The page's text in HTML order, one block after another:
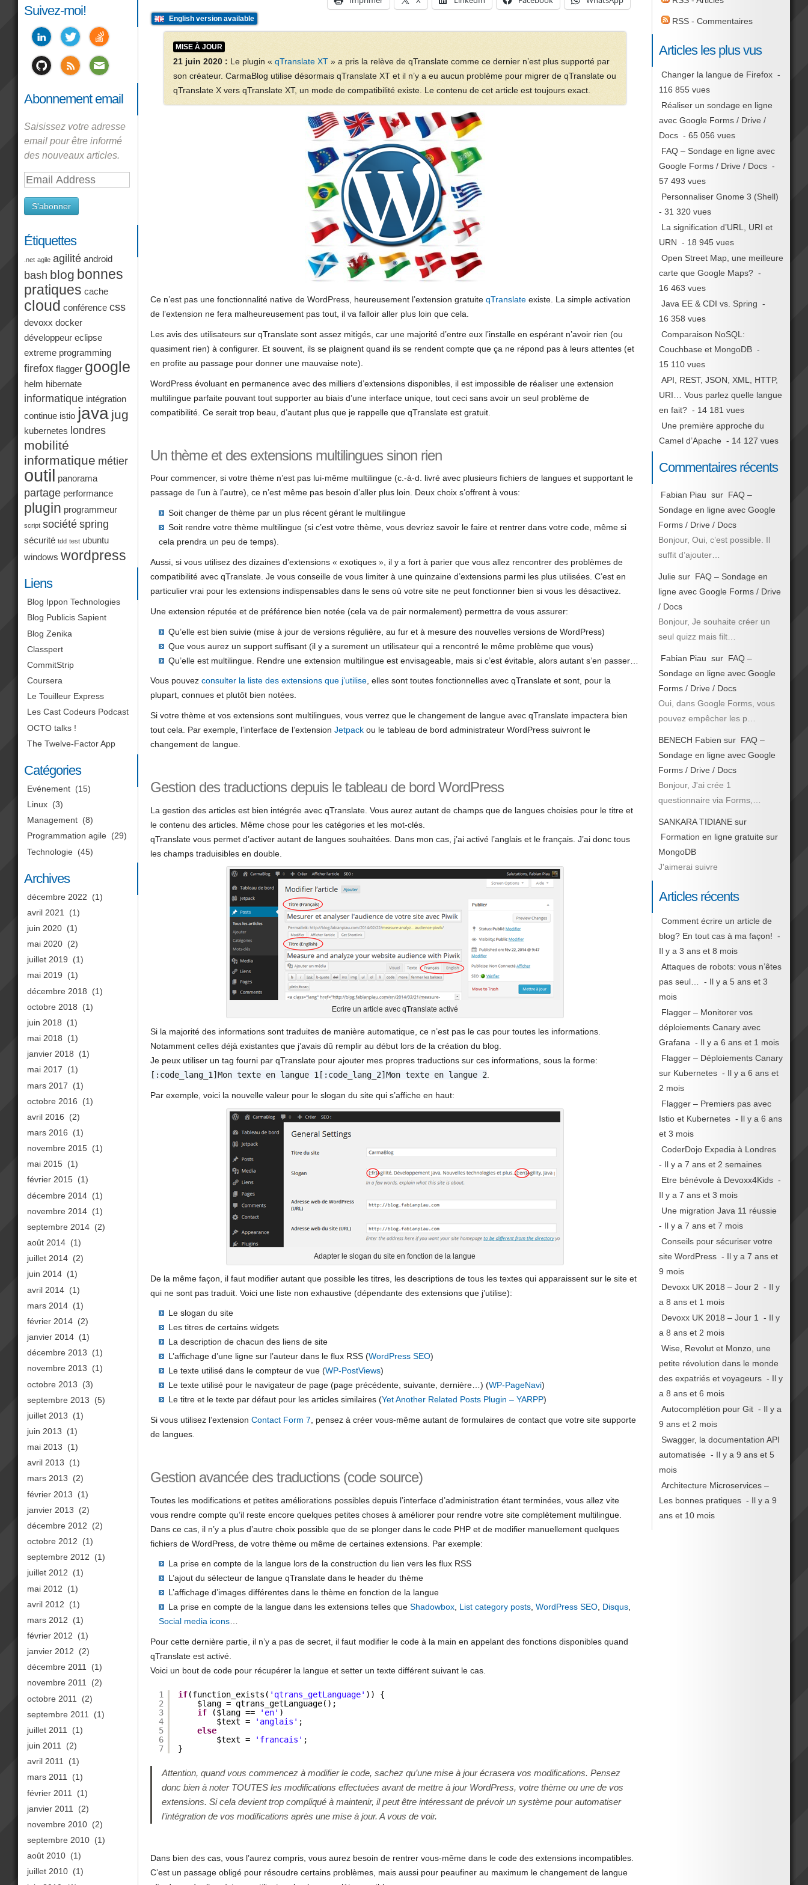
English version available
MISE À JOUR
21 juin 2020 : Le plugin «qTranslate XT » a pris la relève de qTranslate comme ce dernier n’est plus supporté par
son créateur. CarmaBlog utilise désormais qTranslate XT et il n’y a eu aucun problème pour migrer de qTranslate ou
qTranslate X vers qTranslate XT, un mode de compatibilité existe. Le contenu de cet article est toujours exact.
Ce n’est pas une fonctionnalité native de WordPress, heureusement l’extension gratuiteqTranslate existe. La simple activation
de l’extension ne fera malheureusement pas tout, il va falloir aller plus loin que cela.
Les avis des utilisateurs sur qTranslate sont assez mitigés, car une majorité d’entre eux l’installe en espérant n’avoir rien (ou
quasiment rien) à configurer. Et souvent, ils se plaignent quand ils se rendent compte que ça ne répond pas à leurs attentes (et
en profite au passage pour donner une mauvaise note).
WordPress évoluant en permanence avec des milliers d’extensions disponibles, il est impossible de réaliser une extension
multilingue parfaite pouvant tout supporter au biais d’une interface unique, tout ceci sans avoir un seul problème de
compatibilité. Ce serait trop beau, d’autant plus que je rappelle que qTranslate est gratuit.
Un thème et des extensions multilingues sinon rien
Pour commencer, si votre thème n’est pas lui-même multilingue (c.-à-d. livré avec plusieurs fichiers de langues et supportant le
passage de l’un à l’autre), ce n’est même pas besoin d’aller plus loin. Deux choix s’offrent à vous:
Soit changer de thème par un plus récent gérant le multilingue
Soit rendre votre thème multilingue (si c’est votre thème, vous devriez savoir le faire et rentrer dans votre code, même si
cela prendra un peu de temps).
Aussi, si vous utilisez des dizaines d’extensions « exotiques », il y a fort à parier que vous allez rencontrer des problèmes de
compatibilité avec qTranslate. Je vous conseille de vous limiter à une quinzaine d’extensions parmi les plus utilisées. C’est en
particulier vrai pour les extensions indispensables dans le sens où votre site ne peut fonctionner bien si vous les désactivez.
Une extension réputée et de préférence bien notée (cela va de pair normalement) permettra de vous assurer:
Qu’elle est bien suivie (mise à jour de versions régulière, au fur et à mesure des nouvelles versions de WordPress)
Que vous aurez un support suffisant (il y a surement un utilisateur qui a rencontré le même problème que vous)
Qu’elle est multilingue. Rendre une extension multilingue est envisageable, mais si c’est évitable, alors autant s’en passer…
Vous pouvezconsulter la liste des extensions que j’utilise, elles sont toutes fonctionnelles avec qTranslate et sont, pour la
plupart, connues et plutôt bien notées.
Si votre thème et vos extensions sont multilingues, vous verrez que le changement de langue avec qTranslate impactera bien
tout cela. Par exemple, l’interface de l’extensionJetpack ou le tableau de bord administrateur WordPress suivront le
changement de langue.
Gestion des traductions depuis le tableau de bord WordPress
La gestion des articles est bien intégrée avec qTranslate. Vous aurez autant de champs que de langues choisies pour le titre et
le contenu des articles. Même chose pour les catégories et les mot-clés.
qTranslate vous permet d’activer autant de langues souhaitées. Dans mon cas, j’ai activé l’anglais et le français. J’ai donc tous
les champs traduisibles en double.
Ecrire un article avec qTranslate activé
Si la majorité des informations sont traduites de manière automatique, ce n’est pas le cas pour toutes les informations.
Notamment celles déjà existantes que j’avais dû remplir au début lors de la création du blog.
Je peux utiliser un tag fourni par qTranslate pour ajouter mes propres traductions sur ces informations, sous la forme:
[:code_lang_1]Mon texte en langue 1[:code_lang_2]Mon texte en langue 2.
Par exemple, voici la nouvelle valeur pour le slogan du site qui s’affiche en haut:
Adapter le slogan du site en fonction de la langue
De la même façon, il faut modifier autant que possible les titres, les descriptions de tous les textes qui apparaissent sur le site et
qui ne sont pas traduit. Voici une liste non exhaustive (dépendante des extensions que j’utilise):
Le slogan du site
Les titres de certains widgets
La description de chacun des liens de site
L’affichage d’une ligne sur l’auteur dans le flux RSS (WordPress SEO)
Le texte utilisé dans le compteur de vue (WP-PostViews)
Le texte utilisé pour le navigateur de page (page précédente, suivante, dernière…) (WP-PageNavi)
Le titre et le texte par défaut pour les articles similaires (Yet Another Related Posts Plugin – YARPP)
Si vous utilisez l’extensionContact Form 7 , pensez à créer vous-même autant de formulaires de contact que votre site supporte
de langues.
Gestion avancée des traductions (code source)
Toutes les modifications et petites améliorations possibles depuis l’interface d’administration étant terminées, vous allez vite
vous rendre compte qu’il reste encore quelques petites choses à améliorer pour rendre votre site complètement multilingue.
Dans ce cas, il n’y a plus d’autre choix possible que de se plonger dans le code PHP et de modifier manuellement quelques
fichiers de WordPress, de votre thème ou même de certaines extensions. Par exemple:
La prise en compte de la langue lors de la construction du lien vers les flux RSS
L’ajout du sélecteur de langue qTranslate dans le header du thème
L’affichage d’images différentes dans le thème en fonction de la langue
La prise en compte de la langue dans les extensions telles queShadowbox, List category posts,WordPress SEO, Disqus,
Social media icons…
Pour cette dernière partie, il n’y a pas de secret, il faut modifier le code à la main en appelant des fonctions disponibles quand
qTranslate est activé.
Voici un bout de code pour récupérer la langue et setter un texte différent suivant le cas.
1
2
3
4
5
6
7
if(function_exists( 'qtrans_getLanguage' )) {
$lang = qtrans_getLanguage();
if
($lang == 'en' )
$text =
'anglais' ;
else
$text =
'francais' ;
}
Attention, quand vous commencez à modifier le code, sachez qu’une mise à jour écrasera vos modifications. Pensez
donc bien à noter TOUTES les modifications effectuées avant de mettre à jour WordPress, votre thème ou une de vos
extensions. Si cela devient trop compliqué à maintenir, il peut être intéressant de prévoir un système pour automatiser
l’intégration de vos modifications après une mise à jour. A vous de voir.
Dans bien des cas, vous l’aurez compris, vous aurez besoin de rentrer vous-même dans le code des extensions incompatibles.
C’est un passage obligé pour résoudre certains problèmes, mais aussi pour peaufiner au maximum le changement de langue
RSS - Commentaires
Articles les plus vus
Changer la langue de Firefox -
116 855 vues
Réaliser un sondage en ligne
avec Google Forms / Drive /
Docs - 65 056 vues
FAQ – Sondage en ligne avec
Google Forms / Drive / Docs -
57 493 vues
Personnaliser Gnome 3 (Shell)
- 31 320 vues
La signification d’URL, URI et
URN - 18 945 vues
Open Street Map, une meilleure
carte que Google Maps? -
16 463 vues
Java EE & CDI vs. Spring -
16 358 vues
Comparaison NoSQL:
Couchbase et MongoDB -
15 110 vues
API, REST, JSON, XML, HTTP,
URI… Vous parlez quelle langue
en fait? - 14 181 vues
Une première approche du
Camel d’Apache - 14 127 vues
Commentaires récents
Fabian Piau sur FAQ –
Sondage en ligne avec Google
Forms / Drive / Docs
Bonjour, Oui, c’est possible. Il
suffit d’ajouter…
Julie sur FAQ – Sondage en
ligne avec Google Forms / Drive
/ Docs
Bonjour, Je souhaite créer un
seul quizz mais filt…
Fabian Piau sur FAQ –
Sondage en ligne avec Google
Forms / Drive / Docs
Oui, dans Google Forms, vous
pouvez empêcher les p…
BENECH Fabien sur FAQ –
Sondage en ligne avec Google
Forms / Drive / Docs
Bonjour, J'ai crée 1
questionnaire via Forms,…
SANKARA TIDIANE sur
Formation en ligne gratuite sur
MongoDB
J'aimerai suivre
Articles récents
Comment écrire un article de
blog? En tout cas à ma façon! -
Il y a 3 ans et 8 mois
Attaques de robots: vous n’êtes
pas seul…
- Il y a 5 ans et 3
mois
Flagger – Monitorer vos
déploiements Canary avec
Grafana - Il y a 6 ans et 1 mois
Flagger – Déploiements Canary
sur Kubernetes - Il y a 6 ans et
2 mois
Flagger – Premiers pas avec
Istio et Kubernetes - Il y a 6 ans
et 3 mois
CoderDojo Expedia à Londres
- Il y a 7 ans et 2 semaines
Etre bénévole à Devoxx4Kids -
Il y a 7 ans et 3 mois
Une migration Java 11 réussie
- Il y a 7 ans et 7 mois
Conseils pour sécuriser votre
site WordPress - Il y a 7 ans et
9 mois
Devoxx UK 2018 – Jour 2 - Il y
a 8 ans et 1 mois
Devoxx UK 2018 – Jour 1
- Il y
a 8 ans et 2 mois
Wise, Revolut et Monzo, une
petite révolution dans le monde
des expatriés et voyageurs - Il y
a 8 ans et 6 mois
Autocomplétion pour Git - Il y a
9 ans et 2 mois
Swagger, la documentation API
automatisée - Il y a 9 ans et 5
mois
Architecture Microservices –
Les bonnes pratiques - Il y a 9
ans et 10 mois
Suivez-moi!
Abonnement email
Saisissez votre adresse
email pour être informé
des nouveaux articles.
Email
S'abonner
Étiquettes
.net agile agilité android
bash blog bonnes
pratiques cache
cloud conférence css
devoxx docker
développeur eclipse
extreme programming
firefox flagger google
helm hibernate
informatique intégration
continue istio java jug
kubernetes londres
mobilité
informatique métier
outil panorama
partage performance
plugin programmeur
script société spring
sécurité tdd test ubuntu
windows wordpress
Liens
Blog Ippon Technologies
Blog Publicis Sapient
Blog Zenika
Classpert
CommitStrip
Coursera
Le Touilleur Express
Les Cast Codeurs Podcast
OCTO talks !
The Twelve-Factor App
Catégories
Evénement (15)
Linux (3)
Management (8)
Programmation agile (29)
Technologie (45)
Archives
décembre 2022
(1)
avril 2021
(1)
juin 2020 (1)
mai 2020 (2)
juillet 2019
(1)
mai 2019
(1)
décembre 2018
(1)
octobre 2018
(1)
juin 2018
(1)
mai 2018
(1)
janvier 2018
(1)
mai 2017
(1)
mars 2017
(1)
octobre 2016
(1)
avril 2016
(2)
mars 2016
(1)
novembre 2015 (1)
mai 2015 (1)
février 2015 (1)
décembre 2014 (1)
novembre 2014 (1)
septembre 2014 (2)
août 2014 (1)
juillet 2014 (2)
juin 2014 (1)
avril 2014 (1)
mars 2014 (1)
février 2014 (2)
janvier 2014 (1)
décembre 2013
(1)
novembre 2013
(1)
octobre 2013
(3)
septembre 2013
(5)
juillet 2013
(1)
juin 2013
(1)
mai 2013
(1)
avril 2013
(1)
mars 2013
(2)
février 2013
(1)
janvier 2013
(2)
décembre 2012
(2)
octobre 2012
(1)
septembre 2012
(1)
juillet 2012
(1)
mai 2012
(1)
avril 2012
(1)
mars 2012
(1)
février 2012
(1)
janvier 2012
(2)
décembre 2011
(1)
novembre 2011
(2)
octobre 2011
(2)
septembre 2011
(1)
juillet 2011
(1)
juin 2011
(2)
avril 2011
(1)
mars 2011
(1)
février 2011
(1)
janvier 2011
(2)
novembre 2010 (2)
septembre 2010 (1)
août 2010 (1)
juillet 2010 (1)